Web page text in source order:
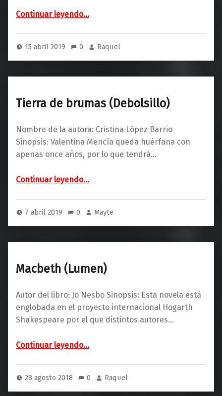
Continuar leyendo“El día que se perdió la cordura (SUMA DE LETRAS)”
…
15 abril 2019 0 Raquel
Tierra de brumas (Debolsillo)
Nombre de la autora: Cristina López Barrio
Sinopsis: Valentina Mencía queda huérfana con
apenas once años, por lo que tendrá…
Continuar leyendo…
7 abril 2019 0 Mayte
Macbeth (Lumen)
Autor del libro: Jo Nesbo Sinopsis: Esta novela está
englobada en el proyecto internacional Hogarth
Shakespeare por el que distintos autores…
Continuar leyendo…
28 agosto 2018 0 Raquel